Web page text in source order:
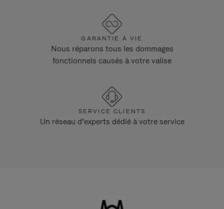
GARANTIE À VIE
Nous réparons tous les dommages
fonctionnels causés à votre valise
SERVICE CLIENTS
Un réseau d’experts dédié à votre service